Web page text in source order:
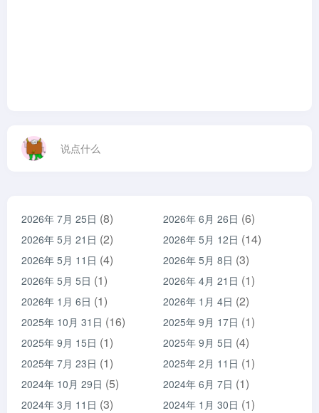
说点什么
2026年 7月 25日 (8) 2026年 6月 26日 (6)
2026年 5月 21日 (2) 2026年 5月 12日 (14)
2026年 5月 11日 (4) 2026年 5月 8日 (3)
2026年 5月 5日 (1) 2026年 4月 21日 (1)
2026年 1月 6日 (1) 2026年 1月 4日 (2)
2025年 10月 31日 (16) 2025年 9月 17日 (1)
2025年 9月 15日 (1) 2025年 9月 5日 (4)
2025年 7月 23日 (1) 2025年 2月 11日 (1)
2024年 10月 29日 (5) 2024年 6月 7日 (1)
2024年 3月 11日 (3) 2024年 1月 30日 (1)